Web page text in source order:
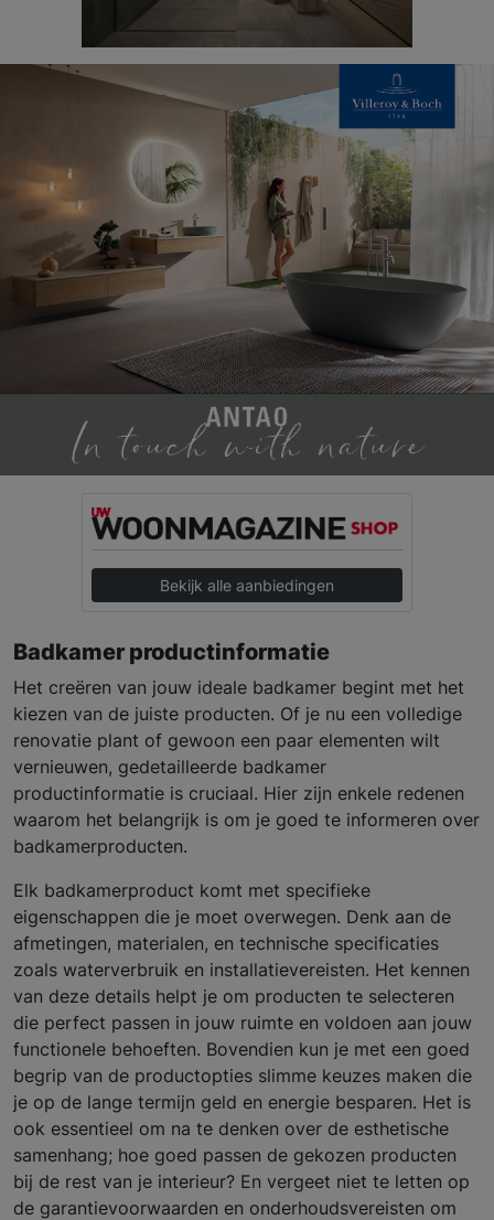
Bekijk alle aanbiedingen
Badkamer productinformatie
Het creëren van jouw ideale badkamer begint met het
kiezen van de juiste producten. Of je nu een volledige
renovatie plant of gewoon een paar elementen wilt
vernieuwen, gedetailleerde badkamer
productinformatie is cruciaal. Hier zijn enkele redenen
waarom het belangrijk is om je goed te informeren over
badkamerproducten.
Elk badkamerproduct komt met specifieke
eigenschappen die je moet overwegen. Denk aan de
afmetingen, materialen, en technische specificaties
zoals waterverbruik en installatievereisten. Het kennen
van deze details helpt je om producten te selecteren
die perfect passen in jouw ruimte en voldoen aan jouw
functionele behoeften. Bovendien kun je met een goed
begrip van de productopties slimme keuzes maken die
je op de lange termijn geld en energie besparen. Het is
ook essentieel om na te denken over de esthetische
samenhang; hoe goed passen de gekozen producten
bij de rest van je interieur? En vergeet niet te letten op
de garantievoorwaarden en onderhoudsvereisten om